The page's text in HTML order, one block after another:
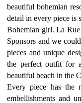
beautiful bohemian
detail in every piece is
Bohemian girl. La
Sponsors and we
pieces and unique
the perfect outfit for
beautiful beach in the
Every piece has the
embellishments and